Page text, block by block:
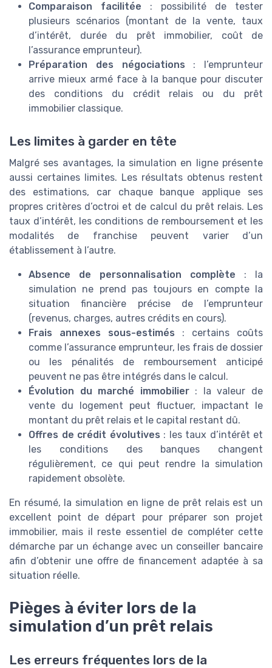
Comparaison facilitée : possibilité de tester
plusieurs scénarios (montant de la vente, taux
d’intérêt, durée du prêt immobilier, coût de
l’assurance emprunteur).
Préparation des négociations : l’emprunteur
arrive mieux armé face à la banque pour discuter
des conditions du crédit relais ou du prêt
immobilier classique.
Les limites à garder en tête
Malgré ses avantages, la simulation en ligne présente
aussi certaines limites. Les résultats obtenus restent
des estimations, car chaque banque applique ses
propres critères d’octroi et de calcul du prêt relais. Les
taux d’intérêt, les conditions de remboursement et les
modalités de franchise peuvent varier d’un
établissement à l’autre.
Absence de personnalisation complète : la
simulation ne prend pas toujours en compte la
situation financière précise de l’emprunteur
(revenus, charges, autres crédits en cours).
Frais annexes sous-estimés : certains coûts
comme l’assurance emprunteur, les frais de dossier
ou les pénalités de remboursement anticipé
peuvent ne pas être intégrés dans le calcul.
Évolution du marché immobilier: la valeur de
vente du logement peut fluctuer, impactant le
montant du prêt relais et le capital restant dû.
Offres de crédit évolutives : les taux d’intérêt et
les conditions des banques changent
régulièrement, ce qui peut rendre la simulation
rapidement obsolète.
En résumé, la simulation en ligne de prêt relais est un
excellent point de départ pour préparer son projet
immobilier, mais il reste essentiel de compléter cette
démarche par un échange avec un conseiller bancaire
afin d’obtenir une offre de financement adaptée à sa
situation réelle.
Pièges à éviter lors de la
simulation d’un prêt relais
Les erreurs fréquentes lors de la